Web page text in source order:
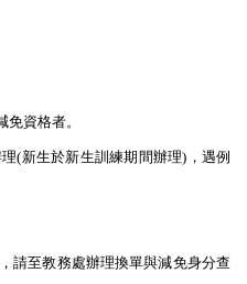
免資格者。
(新生於新生訓練期間辦理) ，遇例
請至教務處辦理換單與減免身分查